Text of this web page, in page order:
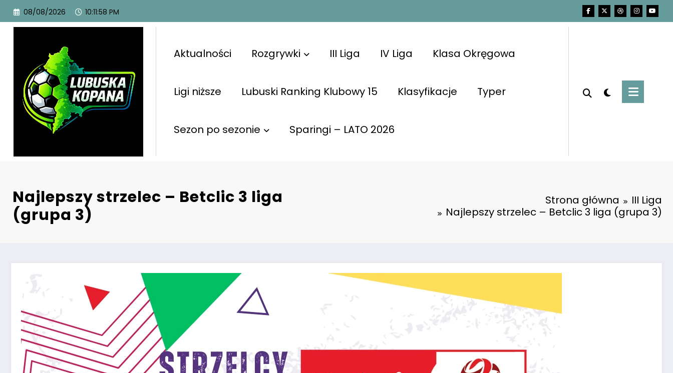
08/08/2026 10:11:59 PM
Aktualności Rozgrywki III Liga IV Liga Klasa Okręgowa
Ligi niższe Lubuski Ranking Klubowy 15 Klasyfikacje Typer
Sezon po sezonie Sparingi – LATO 2026
Najlepszy strzelec – Betclic 3 liga
(grupa 3)
Strona główna
III Liga
Najlepszy strzelec – Betclic 3 liga (grupa 3)